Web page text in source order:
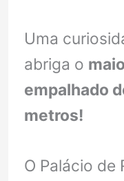
Uma
abriga o
empalhado
metros!
O Palácio de